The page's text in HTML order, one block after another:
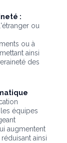
:
ou
ou à
ainsi
des
équipes
augmentent
ainsi